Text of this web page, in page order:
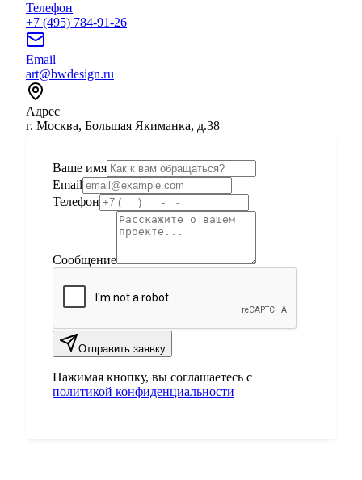
Телефон
+7 (495) 784-91-26
Email
art@bwdesign.ru
Адрес
г. Москва, Большая Якиманка, д.38
Ваше имя
Email
Телефон
Сообщение
Отправить заявку
Нажимая кнопку, вы соглашаетесь с
политикой конфиденциальности